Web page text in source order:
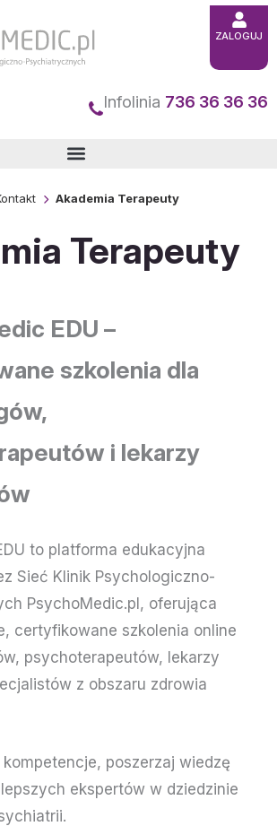
Infolinia 736 36 36 36
ZALOGUJ
Akademia Terapeuty
Terapeuty
EDU –
szkolenia dla
i lekarzy
to platforma edukacyjna
Sieć Klinik Psychologiczno-
PsychoMedic.pl, oferująca
certyfikowane szkolenia online
psychoterapeutów, lekarzy
z obszaru zdrowia
poszerzaj wiedzę
ekspertów w dziedzinie